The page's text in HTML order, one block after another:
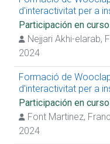
d'interactivitat per a
Participación en
Nejjari Akhi-elarab,
2024
Formació de
d'interactivitat per a
Participación en
Font Martinez,
2024